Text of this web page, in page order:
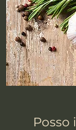
Posso